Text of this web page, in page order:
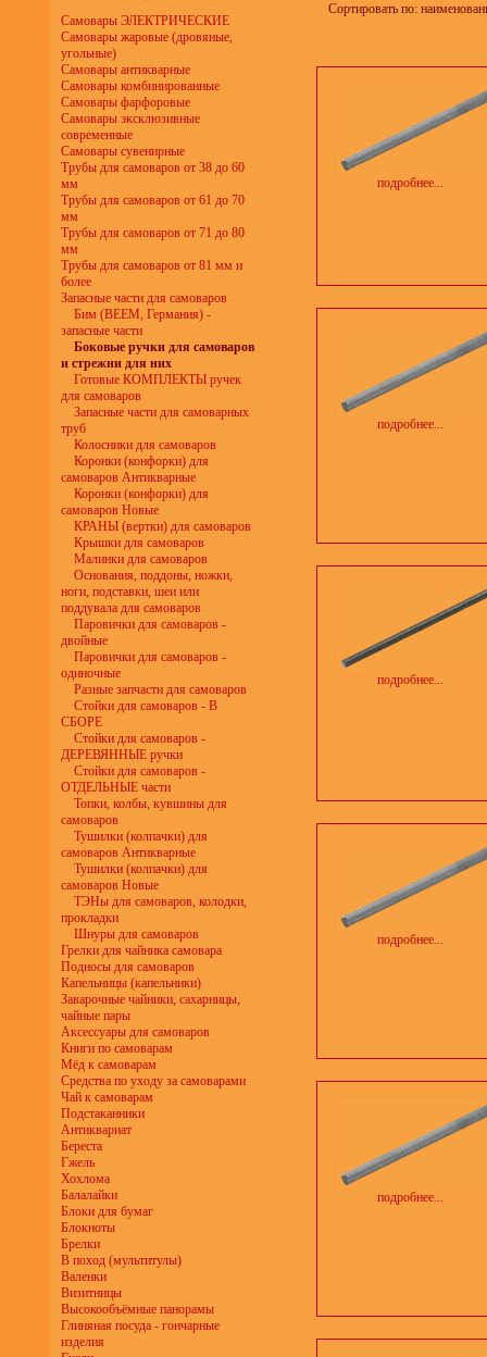
Самовары ЭЛЕКТРИЧЕСКИЕ
Самовары жаровые (дровяные,
угольные)
Самовары антикварные
Самовары комбинированные
Самовары фарфоровые
Самовары эксклюзивные
современные
Самовары сувенирные
Трубы для самоваров от 38 до 60
мм
Трубы для самоваров от 61 до 70
мм
Трубы для самоваров от 71 до 80
мм
Трубы для самоваров от 81 мм и
более
Запасные части для самоваров
Бим (BEEM, Германия) -
запасные части
Боковые ручки для самоваров
и стрежни для них
Готовые КОМПЛЕКТЫ ручек
для самоваров
Запасные части для самоварных
труб
Колосники для самоваров
Коронки (конфорки) для
самоваров Антикварные
Коронки (конфорки) для
самоваров Новые
КРАНЫ (вертки) для самоваров
Крышки для самоваров
Малинки для самоваров
Основания, поддоны, ножки,
ноги, подставки, шеи или
поддувала для самоваров
Паровички для самоваров -
двойные
Паровички для самоваров -
одиночные
Разные запчасти для самоваров
Стойки для самоваров - В
СБОРЕ
Стойки для самоваров -
ДЕРЕВЯННЫЕ ручки
Стойки для самоваров -
ОТДЕЛЬНЫЕ части
Топки, колбы, кувшины для
самоваров
Тушилки (колпачки) для
самоваров Антикварные
Тушилки (колпачки) для
самоваров Новые
ТЭНы для самоваров, колодки,
прокладки
Шнуры для самоваров
Грелки для чайника самовара
Подносы для самоваров
Капельницы (капельники)
Заварочные чайники, сахарницы,
чайные пары
Аксессуары для самоваров
Книги по самоварам
Мёд к самоварам
Средства по уходу за самоварами
Чай к самоварам
Подстаканники
Антиквариат
Береста
Гжель
Хохлома
Балалайки
Блоки для бумаг
Блокноты
Брелки
В поход (мультитулы)
Валенки
Визитницы
Высокообъёмные панорамы
Глиняная посуда - гончарные
изделия
Сортировать по:
подробнее...
подробнее...
подробнее...
подробнее...
подробнее...